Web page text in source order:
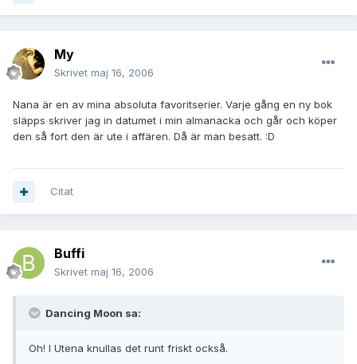
My
Skrivet maj 16, 2006
Nana är en av mina absoluta favoritserier. Varje gång en ny bok
släpps skriver jag in datumet i min almanacka och går och köper
den så fort den är ute i affären. Då är man besatt. :D
Citat
Buffi
Skrivet maj 16, 2006
Dancing Moon sa:
Oh! I Utena knullas det runt friskt också.